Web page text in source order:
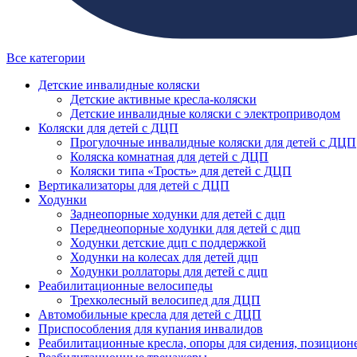
Все категории
Детские инвалидные коляски
Детские активные кресла-коляски
Детские инвалидные коляски с электроприводом
Коляски для детей с ДЦП
Прогулочные инвалидные коляски для детей с ДЦП
Коляска комнатная для детей с ДЦП
Коляски типа «Трость» для детей с ДЦП
Вертикализаторы для детей с ДЦП
Ходунки
Заднеопорные ходунки для детей с дцп
Переднеопорные ходунки для детей с дцп
Ходунки детские дцп с поддержкой
Ходунки на колесах для детей дцп
Ходунки роллаторы для детей с дцп
Реабилитационные велосипеды
Трехколесный велосипед для ДЦП
Автомобильные кресла для детей с ДЦП
Приспособления для купания инвалидов
Реабилитационные кресла, опоры для сидения,